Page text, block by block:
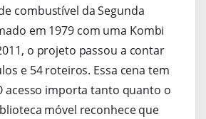
combustível da Segunda
em 1979 com uma Kombi
o projeto passou a contar
e 54 roteiros. Essa cena tem
acesso importa tanto quanto o
móvel reconhece que